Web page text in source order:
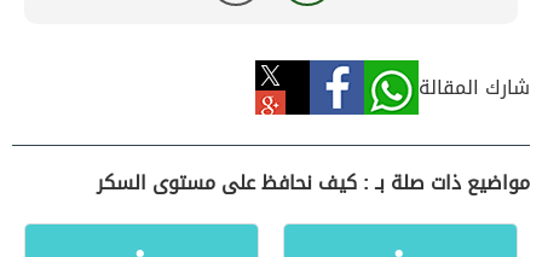
شارك المقالة
مواضيع ذات صلة بـ : كيف نحافظ على مستوى السكر